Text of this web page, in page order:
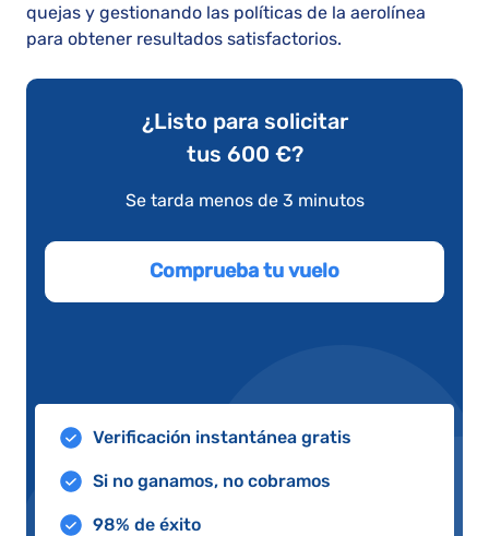
quejas y gestionando las políticas de la aerolínea
para obtener resultados satisfactorios.
¿Listo para solicitar
tus 600 €?
Se tarda menos de 3 minutos
Comprueba tu vuelo
Verificación instantánea gratis
Si no ganamos, no cobramos
98% de éxito